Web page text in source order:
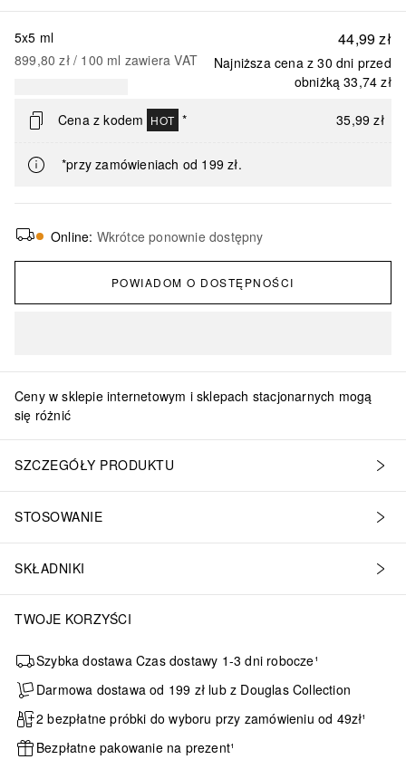
44,99 zł
Najniższa cena z 30 dni przed
obniżką 33,74 zł
5x5 ml
899,80 zł / 100 ml zawiera VAT
Cena z kodem HOT * 35,99 zł
*przy zamówieniach od 199 zł.
Online: Wkrótce ponownie dostępny
POWIADOM O DOSTĘPNOŚCI
Ceny w sklepie internetowym i sklepach stacjonarnych mogą
się różnić
SZCZEGÓŁY PRODUKTU
STOSOWANIE
SKŁADNIKI
TWOJE KORZYŚCI
Szybka dostawa Czas dostawy 1-3 dni robocze¹
Darmowa dostawa od 199 zł lub z Douglas Collection
2 bezpłatne próbki do wyboru przy zamówieniu od 49zł¹
Bezpłatne pakowanie na prezent¹